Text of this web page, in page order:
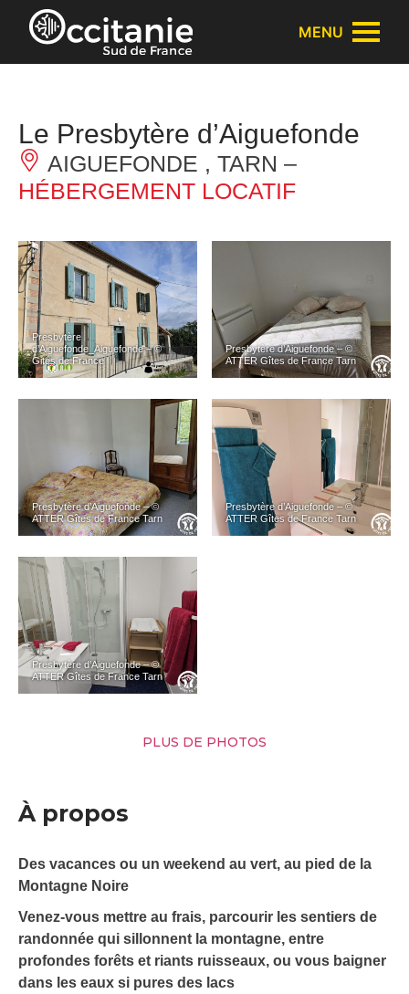
Panneau de gestion des cookies
MENU
Le Presbytère d’Aiguefonde
AIGUEFONDE , TARN –
HÉBERGEMENT LOCATIF
Presbytère
d’Aiguefonde_Aiguefonde – ©
Gites de France
Presbytère d’Aiguefonde – ©
ATTER Gîtes de France Tarn
Presbytère d’Aiguefonde – ©
ATTER Gîtes de France Tarn
Presbytère d’Aiguefonde – ©
ATTER Gîtes de France Tarn
Presbytère d’Aiguefonde – ©
ATTER Gîtes de France Tarn
PLUS DE PHOTOS
À propos
Des vacances ou un weekend au vert, au pied de la
Montagne Noire
Venez-vous mettre au frais, parcourir les sentiers de
randonnée qui sillonnent la montagne, entre
profondes forêts et riants ruisseaux, ou vous baigner
dans les eaux si pures des lacs